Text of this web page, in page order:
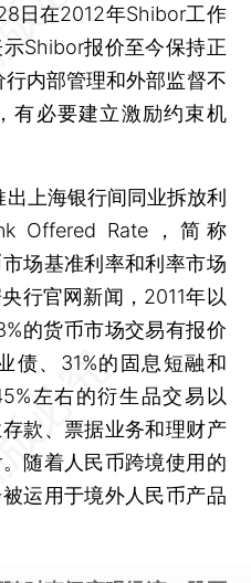
日在2012年Shibor工作
Shibor报价至今保持正
内部管理和外部监督不
有必要建立激励约束机
上海银行间同业拆放利
Offered Rate，简称
场基准利率和利率市场
行官网新闻，2011年以
的货币市场交易有报价
债、31%的固息短融和
左右的衍生品交易以
款、票据业务和理财产
随着人民币跨境使用的
运用于境外人民币产品